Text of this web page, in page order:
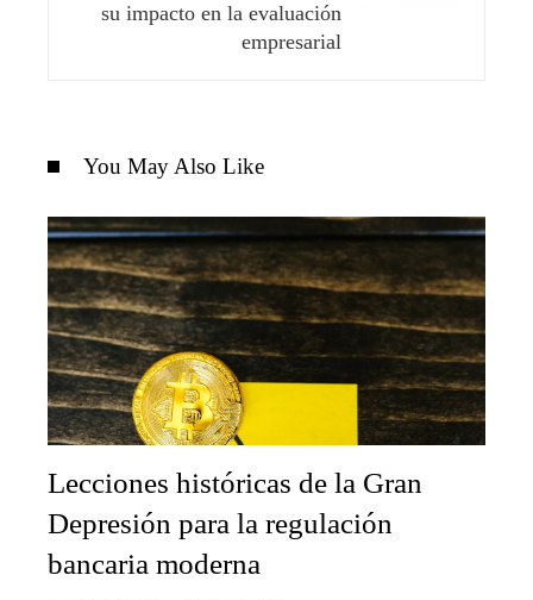
su impacto en la evaluación
empresarial
You May Also Like
Lecciones históricas de la Gran
Depresión para la regulación
bancaria moderna